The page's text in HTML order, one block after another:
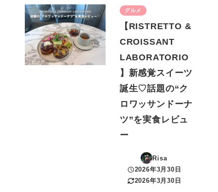
グルメ
【RISTRETTO &
CROISSANT
LABORATORIO
】新感覚スイーツ
誕生♡話題の“ク
ロワッサンドーナ
ツ”を実食レビュ
ー
Risa
投稿日
2026年3月30日
更新日
2026年3月30日